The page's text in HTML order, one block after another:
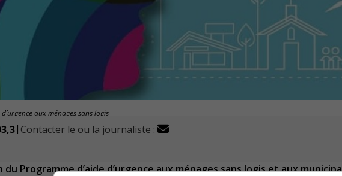
aux ménages sans logis
| Contacter le ou la journaliste :
Programme d’aide d’urgence aux ménages sans logis et aux